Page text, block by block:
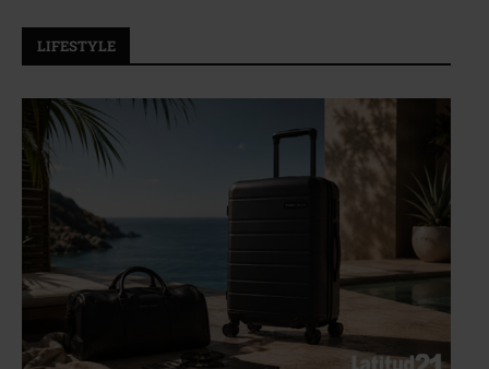
LIFESTYLE